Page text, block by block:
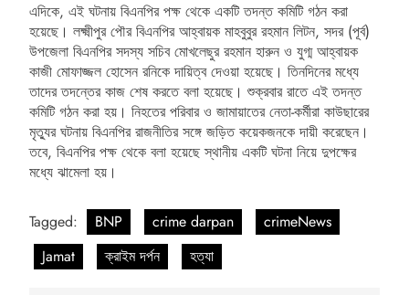
এদিকে, এই ঘটনায় বিএনপির পক্ষ থেকে একটি তদন্ত কমিটি গঠন করা
হয়েছে। লক্ষ্মীপুর পৌর বিএনপির আহ্বায়ক মাহবুবুর রহমান লিটন, সদর (পূর্ব)
উপজেলা বিএনপির সদস্য সচিব মোখলেছুর রহমান হারুন ও যুগ্ম আহ্বায়ক
কাজী মোফাজ্জল হোসেন রনিকে দায়িত্ব দেওয়া হয়েছে। তিনদিনের মধ্যে
তাদের তদন্তের কাজ শেষ করতে বলা হয়েছে। শুক্রবার রাতে এই তদন্ত
কমিটি গঠন করা হয়। নিহতের পরিবার ও জামায়াতের নেতা-কর্মীরা কাউছারের
মৃত্যুর ঘটনায় বিএনপির রাজনীতির সঙ্গে জড়িত কয়েকজনকে দায়ী করেছেন।
তবে, বিএনপির পক্ষ থেকে বলা হয়েছে স্থানীয় একটি ঘটনা নিয়ে দুপক্ষের
মধ্যে ঝামেলা হয়।
Tagged: BNP crime darpan
crimeNews
Jamat
ক্রাইম দর্পন হত্যা